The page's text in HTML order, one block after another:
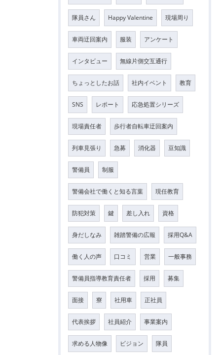
隊員さん Happy Valentine 現場周り
車両迂回案内 服装 アンケート
インタビュー 無線片側交互通行
ちょっとしたお話 社内イベント 教育
SNS レポート 応急処置シリーズ
現場責任者 歩行者自転車迂回案内
列車見張り 急募 消化器 豆知識
警備員 制服
警備会社で働くと知る言葉 現任教育
防犯対策 鍵 差し入れ 資格
身だしなみ 雑踏警備の広報 採用Q&A
働く人の声 口コミ 営業 一般事務
警備員指導教育責任者 採用 募集
面接 寮 社用車 正社員
代表挨拶 社員紹介 事業案内
求める人物像 ビジョン 隊員